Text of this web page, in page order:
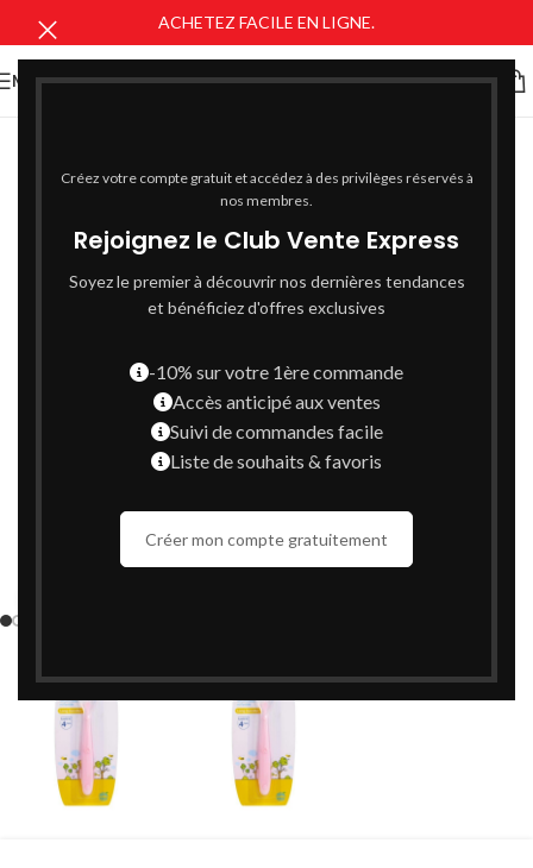
Créez votre compte gratuit et accédez à des privilèges réservés à
nos membres.
Rejoignez le Club Vente Express
Soyez le premier à découvrir nos dernières tendances
et bénéficiez d'offres exclusives
-10% sur votre 1ère commande
Accès anticipé aux ventes
Suivi de commandes facile
Liste de souhaits & favoris
Créer mon compte gratuitement
ACHETEZ FACILE EN LIGNE.
MENU